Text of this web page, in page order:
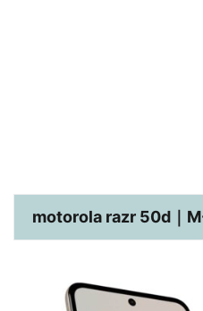
motorola razr 50d｜